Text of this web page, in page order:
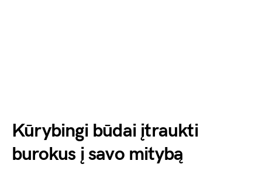
Kūrybingi būdai įtraukti
burokus į savo mitybą